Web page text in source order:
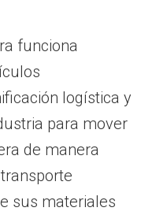
funciona
logística y
para mover
de manera
sus materiales